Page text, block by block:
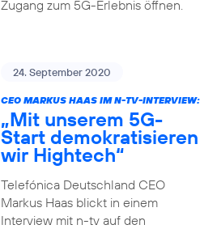
Zugang zum 5G-Erlebnis öffnen.
24. September 2020
CEO MARKUS HAAS IM N-TV-INTERVIEW:
„Mit unserem 5G-
Start demokratisieren
wir Hightech“
Telefónica Deutschland CEO
Markus Haas blickt in einem
Interview mit n-tv auf den